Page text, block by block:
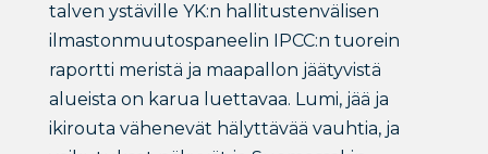
talven ystäville YK:n hallitustenvälisen
ilmastonmuutospaneelin IPCC:n tuorein
raportti meristä ja maapallon jäätyvistä
alueista on karua luettavaa. Lumi, jää ja
ikirouta vähenevät hälyttävää vauhtia, ja